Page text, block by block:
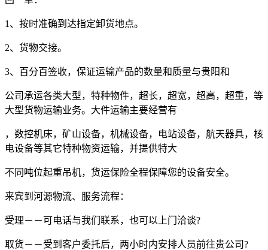
1 、按时准确到达指定卸货地点。
2、货物交接。
3、百分百签收，保证运输产品的数量和质量与贵阳和
公司承运各类大型，特种物件，超长，超宽，超高，超重，等
大型货物运输业务。大件运输主要经营有
，数控机床，矿山设备，机械设备，电站设备，航天器具，核
电设备等其它特种物资运输，并提供特大
不同吨位起重吊机，货运保险全程保障您的设备安全。
来宾到河源物流、服务流程：
受理－－可电话与我们联系，也可以上门洽谈?
取货－－受到客户委托后，两小时内安排人员前往贵公司?